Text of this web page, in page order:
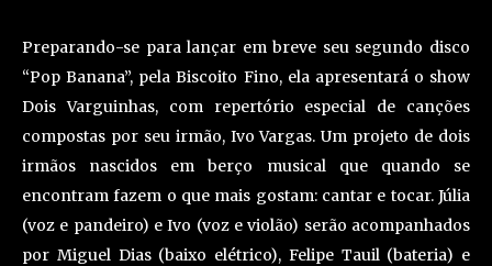
Preparando-se para lançar em breve seu segundo disco
“Pop Banana”, pela Biscoito Fino, ela apresentará o show
Dois Varguinhas, com repertório especial de canções
compostas por seu irmão, Ivo Vargas. Um projeto de dois
irmãos nascidos em berço musical que quando se
encontram fazem o que mais gostam: cantar e tocar. Júlia
(voz e pandeiro) e Ivo (voz e violão) serão acompanhados
por Miguel Dias (baixo elétrico), Felipe Tauil (bateria) e